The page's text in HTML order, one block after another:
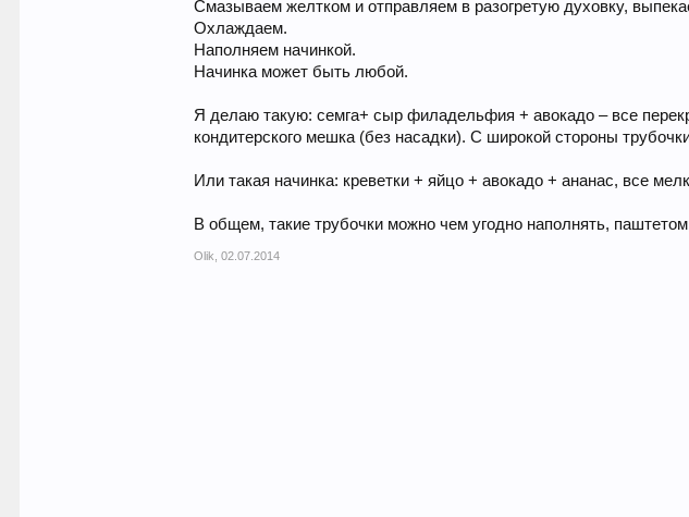
Смазываем желтком и отправляем в разогретую духовку,
Охлаждаем.
Наполняем начинкой.
Начинка может быть любой.
Я делаю такую: семга+ сыр филадельфия + авокадо – все
кондитерского мешка (без насадки). С широкой стороны
Или такая начинка: креветки + яйцо + авокадо + ананас, все
В общем, такие трубочки можно чем угодно наполнять,
Olik 02.07.2014